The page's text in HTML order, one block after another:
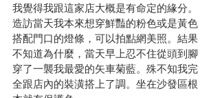
我覺得我跟這家店大概是有命定的緣分。
造訪當天我本來想穿鮮豔的粉色或是黃色
搭配門口的燈條，可以拍點網美照。結果
不知道為什麼，當天早上忍不住從頭到腳
穿了一襲我最愛的矢車菊藍。殊不知我完
全跟店內的裝潢搭上了調。坐在沙發區根